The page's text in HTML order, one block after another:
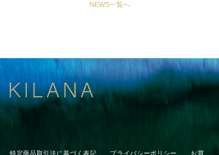
NEWS一覧へ
特定商品取引法に基づく表記 プライバシーポリシー お買